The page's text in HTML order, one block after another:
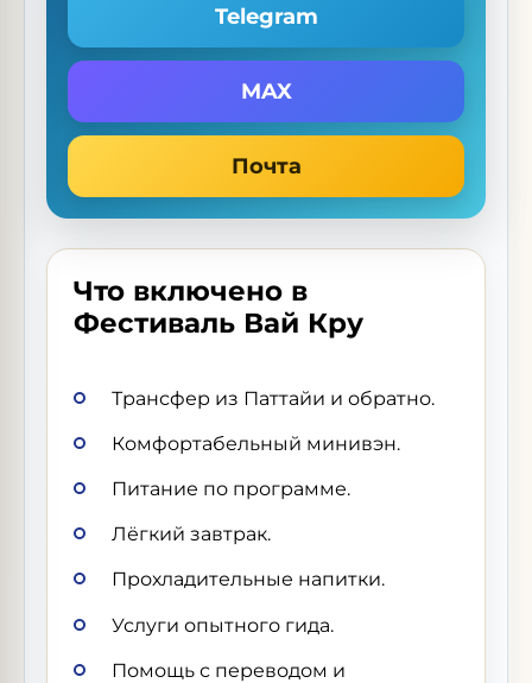
Telegram
MAX
Почта
Что включено в
Фестиваль Вай Кру
Трансфер из Паттайи и обратно.
Комфортабельный минивэн.
Питание по программе.
Лёгкий завтрак.
Прохладительные напитки.
Услуги опытного гида.
Помощь с переводом и